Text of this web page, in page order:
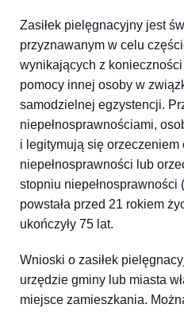
Zasiłek pielęgnacyjny jest
przyznawanym w celu
wynikających z
pomocy innej osoby w
samodzielnej egzystencji.
niepełnosprawnościami,
i legitymują się orzeczeniem
niepełnosprawności lub
stopniu niepełnosprawności
powstała przed 21 rokiem
ukończyły 75 lat.
Wnioski o zasiłek
urzędzie gminy lub miasta
miejsce zamieszkania.